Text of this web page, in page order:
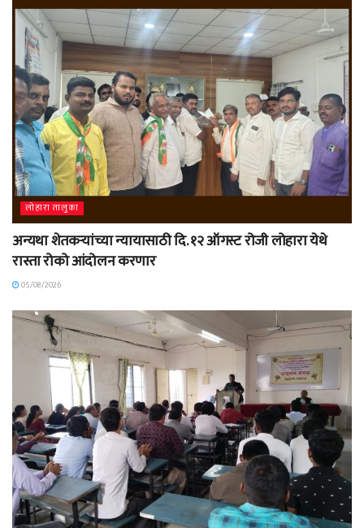
लोहारा तालुका
अन्यथा शेतकऱ्यांच्या न्यायासाठी दि. १२ ऑगस्ट रोजी लोहारा येथे
रास्ता रोको आंदोलन करणार
05/08/2026